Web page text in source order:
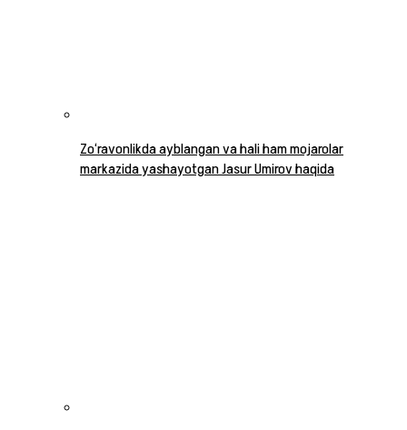
Zo‘ravonlikda ayblangan va hali ham mojarolar
markazida yashayotgan Jasur Umirov haqida